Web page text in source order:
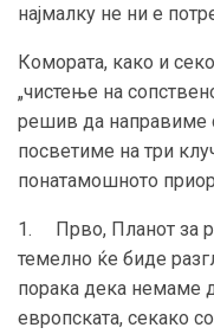
најмалку не ни е
Комората, како и
„чистење на
решив да направиме
посветиме на три
понатамошното
1. Прво, Планот за
темелно ќе биде
порака дека немаме
европската, секако